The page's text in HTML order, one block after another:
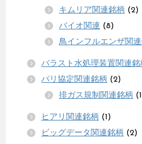
キムリア関連銘柄 (2)
バイオ関連 (8)
鳥インフルエンザ関
バラスト水処理装置関連銘
パリ協定関連銘柄 (2)
排ガス規制関連銘柄
ヒアリ関連銘柄 (1)
ビッグデータ関連銘柄 (2)